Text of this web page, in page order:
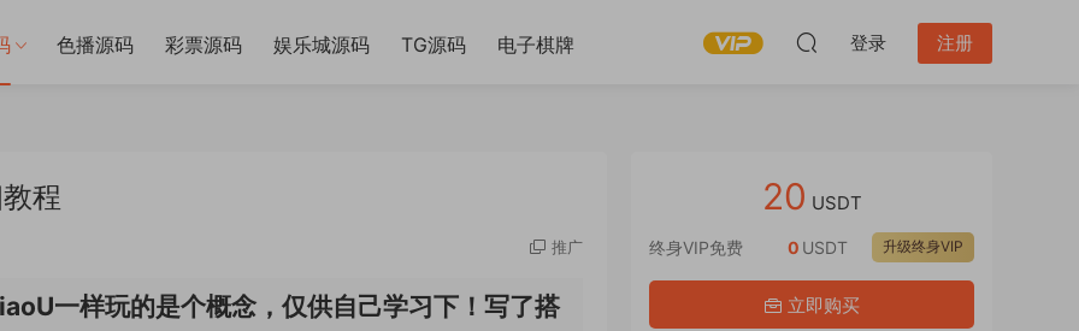
色播源码 彩票源码 娱乐城源码 TG源码 电子棋牌 登录 注册
程
推广
一样玩的是个概念，仅供自己学习下！写了搭
20 USDT
终身VIP免费 升级终身VIP
0 USDT
立即购买